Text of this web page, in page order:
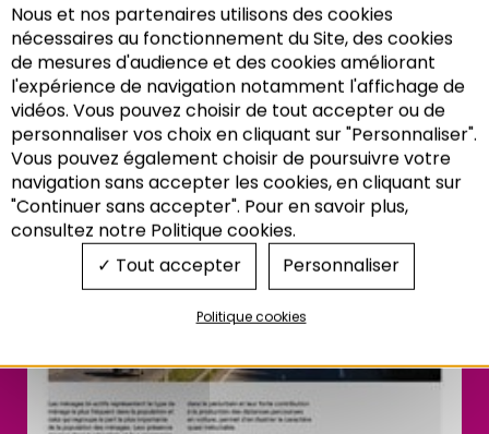
Recherche
Nous et nos partenaires utilisons des cookies
nécessaires au fonctionnement du Site, des cookies
de mesures d'audience et des cookies améliorant
l'expérience de navigation notamment l'affichage de
vidéos. Vous pouvez choisir de tout accepter ou de
personnaliser vos choix en cliquant sur "Personnaliser".
Vous pouvez également choisir de poursuivre votre
navigation sans accepter les cookies, en cliquant sur
"Continuer sans accepter". Pour en savoir plus,
consultez notre Politique cookies.
Tout accepter
Personnaliser
Politique cookies